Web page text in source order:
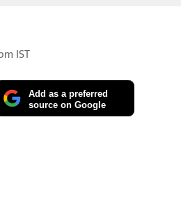
IST
Add as a preferred
source on Google